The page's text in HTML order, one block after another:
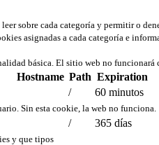
sobre cada categoría y permitir o
asignadas a cada categoría e
básica. El sitio web no
Hostname Path Expiration
/ 60 minutos
Sin esta cookie, la web no funciona.
/ 365 días
y que tipos